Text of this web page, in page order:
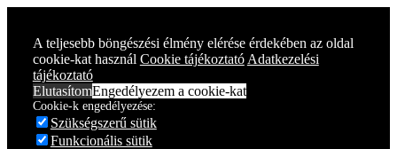
A teljesebb böngészési élmény elérése érdekében az oldal
cookie-kat használ Cookie tájékoztató Adatkezelési
tájékoztató
ElutasítomEngedélyezem a cookie-kat
Cookie-k engedélyezése:
Szükségszerű sütik
Funkcionális sütik